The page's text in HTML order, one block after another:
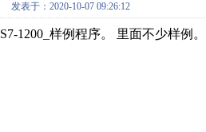
发表于：2020-10-07 09:26:12
S7-1200_样例程序。 里面不少样例。